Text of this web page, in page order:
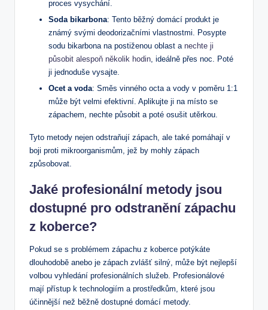
proces vysychání.
Soda bikarbona: Tento běžný domácí produkt je
známý svými deodorizačními vlastnostmi. Posypte
sodu bikarbona na postiženou oblast a nechte ji
působit alespoň několik hodin , ideálně přes noc. Poté
ji jednoduše vysajte.
Ocet a voda: Směs vinného octa a vody v poměru 1:1
může být velmi efektivní. Aplikujte ji na místo se
zápachem, nechte působit a poté osušit utěrkou.
Tyto metody nejen odstraňují zápach, ale také pomáhají v
boji proti mikroorganismům, jež by mohly zápach
způsobovat.
Jaké profesionální metody jsou
dostupné pro odstranění zápachu
z koberce?
Pokud se s problémem zápachu z koberce potýkáte
dlouhodobě anebo je zápach zvlášť silný, může být nejlepší
volbou vyhledání profesionálních služeb. Profesionálové
mají přístup k technologiím a prostředkům, které jsou
účinnější než běžně dostupné domácí metody.